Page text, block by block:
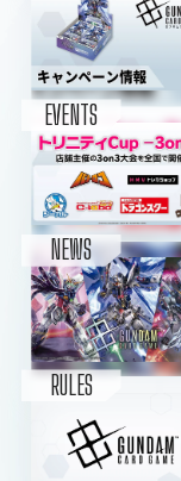
EVENTS
NEWS
RULES